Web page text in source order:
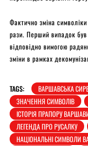
Фактично зміна
рази. Перший випадок був
відповідно вимогою
зміни в рамках
TAGS: ВАРШАВСЬКА
ЗНАЧЕННЯ СИМВОЛІВ
ІСТОРІЯ ПРАПОРУ
ЛЕГЕНДА ПРО РУСАЛКУ
НАЦІОНАЛЬНІ СИМВОЛИ